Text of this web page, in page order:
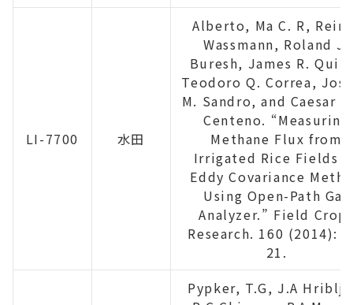
LI-7700 水田
Alberto, Ma C. R,
Wassmann, Roland J.
Buresh, James R.
Teodoro Q. Correa,
M. Sandro, and Caesar
Centeno. “Measuring
Methane Flux from
Irrigated Rice Fields
Eddy Covariance
Using Open-Path Gas
Analyzer.” Field
Research. 160 (2014):
21.
Pypker, T.G, J.A